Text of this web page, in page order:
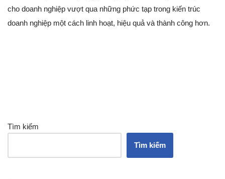
cho doanh nghiệp vượt qua những phức tạp trong kiến trúc
doanh nghiệp một cách linh hoạt, hiệu quả và thành công hơn.
Tìm kiếm
Tìm kiếm